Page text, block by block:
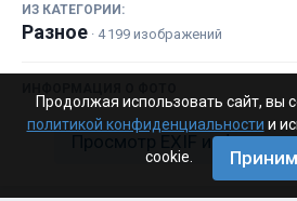
ИЗ КАТЕГОРИИ:
Разное · 4 199 изображений
Просмотр EXIF
Продолжая использовать сайт, вы
политикой конфиденциальности и
cookie.